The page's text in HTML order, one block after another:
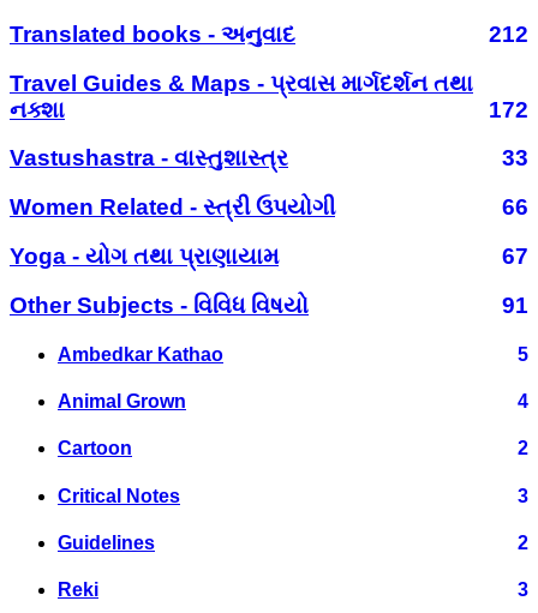
Translated books - અનુવાદ
212
Travel Guides & Maps - પ્રવાસ માર્ગદર્શન તથા
નક્શા
172
Vastushastra - વાસ્તુશાસ્ત્ર
33
Women Related - સ્ત્રી ઉપયોગી
66
Yoga - યોગ તથા પ્રાણાયામ
67
Other Subjects - વિવિધ વિષયો
91
Ambedkar Kathao 5
Animal Grown 4
Cartoon 2
Critical Notes 3
Guidelines 2
Reki 3